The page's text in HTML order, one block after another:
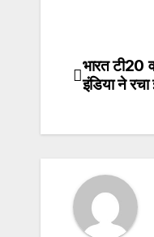
Post
भारत टी20
इंडिया ने रचा